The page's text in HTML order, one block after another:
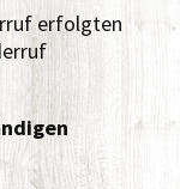
erfolgten